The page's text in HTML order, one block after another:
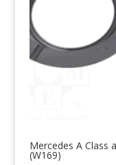
Mercedes A Class
(W169)